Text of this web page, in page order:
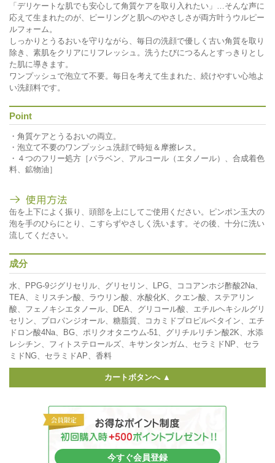
「デリケートな肌でも安心して角質ケアを取り入れたい」…そんな声に
応えて生まれたのが、ピーリングと肌へのやさしさが両方叶うウルピー
ルフォーム。
しっかりとうるおいを守りながら、毎日の洗顔で優しく古い角質を取り
除き、素肌をクリアにリフレッシュ。洗うたびにつるんとすっきりとし
た肌に導きます。
ワンプッシュで泡立て不要。毎日を考えて生まれた、続けやすい心地よ
い洗顔料です。
Point
・角質ケアとうるおいの両立。
・泡立て不要のワンプッシュ洗顔で時短＆摩擦レス。
・４つのフリー処方［パラベン、アルコール（エタノール）、合成着色
料、鉱物油］
缶を上下によく振り、頭部を上にしてご使用ください。ピンポン玉大の
泡を手のひらにとり、こすらずやさしく洗います。その後、十分に洗い
流してください。
成分
水、PPG-9ジグリセリル、グリセリン、LPG、ココアンホジ酢酸2Na、
TEA、ミリスチン酸、ラウリン酸、水酸化K、クエン酸、ステアリン
酸、フェノキシエタノール、DEA、グリコール酸、エチルヘキシルグリ
セリン、プロパンジオール、糖脂質、コカミドプロピルベタイン、エチ
ドロン酸4Na、BG、ポリクオタニウム-51、グリチルリチン酸2K、水添
レシチン、フィトステロールズ、キサンタンガム、セラミドNP、セラ
ミドNG、セラミドAP、香料
カートボタンへ ▲
今すぐ会員登録